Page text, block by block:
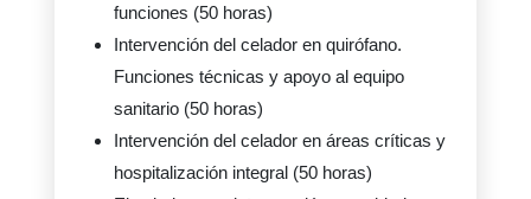
funciones (50 horas)
Intervención del celador en quirófano.
Funciones técnicas y apoyo al equipo
sanitario (50 horas)
Intervención del celador en áreas críticas y
hospitalización integral (50 horas)